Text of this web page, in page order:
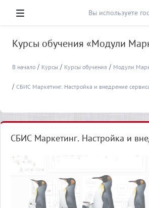
Боковая панель Вы используете
В начало Курсы Курсы обучения Модули
СБИС Маркетинг. Настройка и внедрение
Курсы обучения «Модули
СБИС Маркетинг. Настройка и